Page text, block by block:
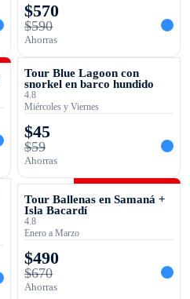
$570
$590
Ahorras
OFERTA TEMPORAL
Tour Blue Lagoon con
snorkel en barco hundido
4.8
Miércoles y Viernes
$45
$59
Ahorras
Tour Ballenas en Samaná +
Isla Bacardí
4.8
Enero a Marzo
$490
$670
Ahorras